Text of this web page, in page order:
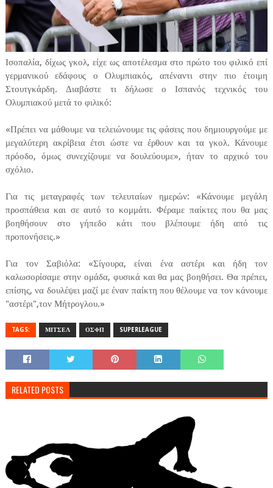
Ισοπαλία, δίχως γκολ, είχε ως αποτέλεσμα στο πρώτο του φιλικό επί
γερμανικού εδάφους ο Ολυμπιακός, απέναντι στην πιο έτοιμη
Στουτγκάρδη. Διαβάστε τι δήλωσε ο Ισπανός τεχνικός του
Ολυμπιακού μετά το φιλικό:
«Πρέπει να μάθουμε να τελειώνουμε τις φάσεις που δημιουργούμε με
μεγαλύτερη ακρίβεια έτσι ώστε να έρθουν και τα γκολ. Κάνουμε
πρόοδο, όμως συνεχίζουμε να δουλεύουμε», ήταν το αρχικό του
σχόλιο.
Για τις μεταγραφές των τελευταίων ημερών: «Κάνουμε μεγάλη
προσπάθεια και σε αυτό το κομμάτι. Φέραμε παίκτες που θα μας
βοηθήσουν στο γήπεδο κάτι που βλέπουμε ήδη από τις
προπονήσεις.»
Για τον Σαβιόλα: «Σίγουρα, είναι ένα αστέρι και ήδη τον
καλωσορίσαμε στην ομάδα, φυσικά και θα μας βοηθήσει. Θα πρέπει,
επίσης, να δουλέψει μαζί με έναν παίκτη που θέλουμε να τον κάνουμε
"αστέρι",τον Μήτρογλου.»
TAGS: ΜΙΤΣΕΛ ΟΣΦΠ SUPERLEAGUE
RELATED POSTS